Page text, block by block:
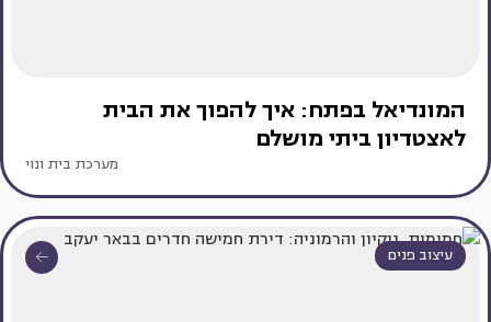
המונדיאל בפתח: איך להפוך את הבית
לאצטדיון ביתי מושלם
מערכת בית ונוי
עיצוב פנים